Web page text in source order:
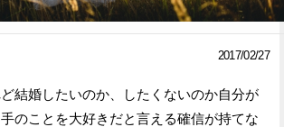
で
ア
2017/02/27
ど結婚したいのか、したくないのか自分が
のことを大好きだと言える確信が持てな